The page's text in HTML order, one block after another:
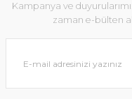
Kampanya ve
zaman e-bülten